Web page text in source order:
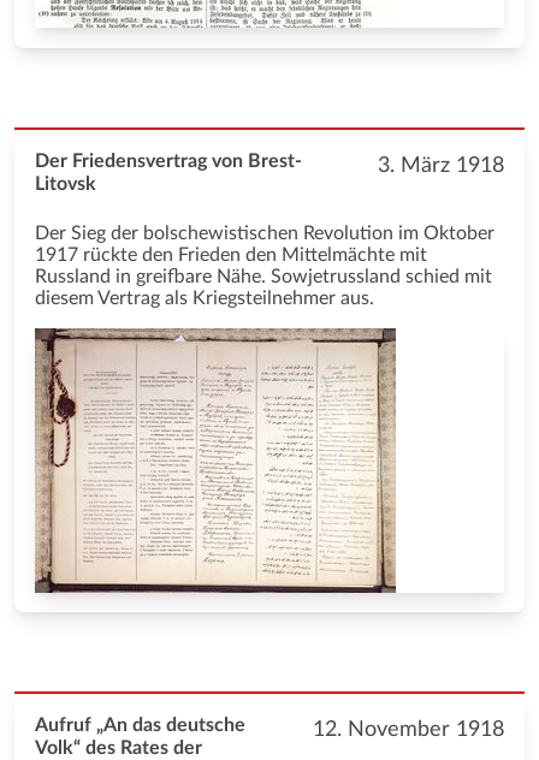
3. März 1918
Der Friedensvertrag von Brest-
Litovsk
Der Sieg der bolschewistischen Revolution im Oktober
1917 rückte den Frieden den Mittelmächte mit
Russland in greifbare Nähe. Sowjetrussland schied mit
diesem Vertrag als Kriegsteilnehmer aus.
12. November 1918
Aufruf „An das deutsche
Volk“ des Rates der